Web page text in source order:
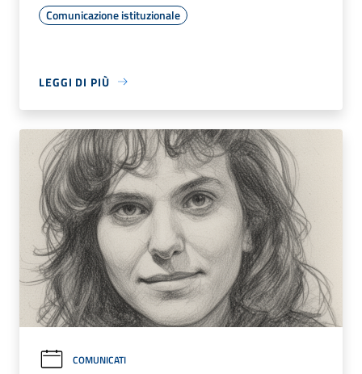
Comunicazione istituzionale
LEGGI DI PIÙ
COMUNICATI